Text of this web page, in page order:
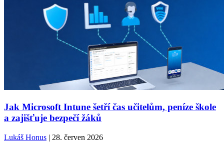
Jak Microsoft Intune šetří čas učitelům, peníze škole
a zajišťuje bezpečí žáků
Lukáš Honus | 28. červen 2026